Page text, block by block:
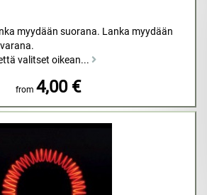
myydään suorana. Lanka myydään
valitset oikean...
from 4,00 €